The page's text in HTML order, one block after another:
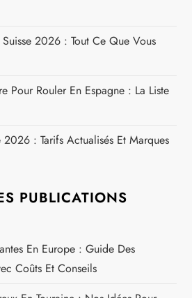
2026 : Tout Ce Que Vous
Pour Rouler En Espagne : La Liste
: Tarifs Actualisés Et Marques
PUBLICATIONS
En Europe : Guide Des
Coûts Et Conseils